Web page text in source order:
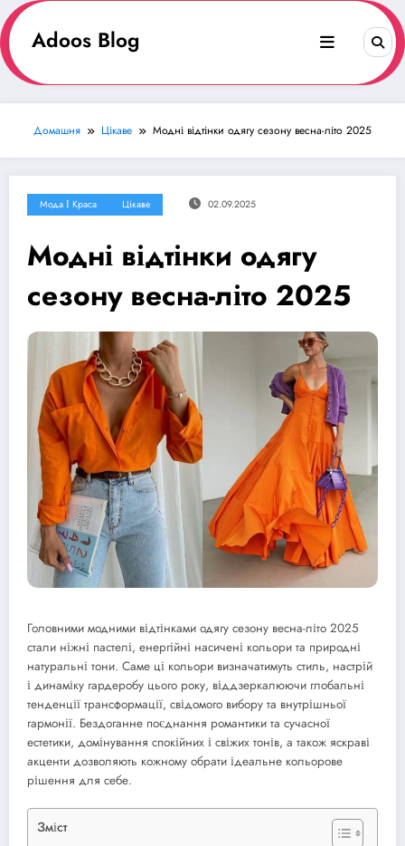
Перейти
до
вмісту
Adoos Blog
Домашня Цікаве Модні відтінки одягу сезону весна-літо 2025
Мода І Краса Цікаве 02.09.2025
Модні відтінки одягу
сезону весна-літо 2025
Головними модними відтінками одягу сезону весна-літо 2025
стали ніжні пастелі, енергійні насичені кольори та природні
натуральні тони. Саме ці кольори визначатимуть стиль, настрій
і динаміку гардеробу цього року, віддзеркалюючи глобальні
тенденції трансформації, свідомого вибору та внутрішньої
гармонії. Бездоганне поєднання романтики та сучасної
естетики, домінування спокійних і свіжих тонів, а також яскраві
акценти дозволяють кожному обрати ідеальне кольорове
рішення для себе.
Зміст